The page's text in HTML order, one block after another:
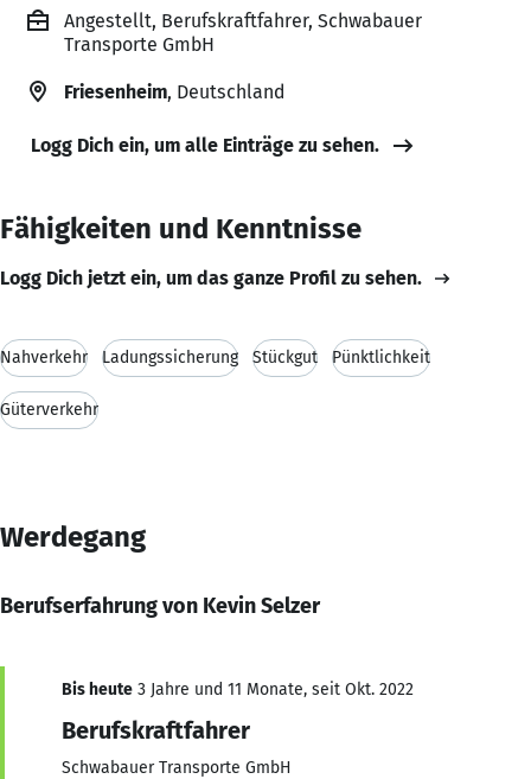
Angestellt, Berufskraftfahrer, Schwabauer
Transporte GmbH
Friesenheim, Deutschland
Logg Dich ein, um alle Einträge zu sehen.
Fähigkeiten und Kenntnisse
Logg Dich jetzt ein, um das ganze Profil zu sehen.
Nahverkehr Ladungssicherung Stückgut Pünktlichkeit
Güterverkehr
Werdegang
Berufserfahrung von Kevin Selzer
Bis heute 3 Jahre und 11 Monate, seit Okt. 2022
Berufskraftfahrer
Schwabauer Transporte GmbH